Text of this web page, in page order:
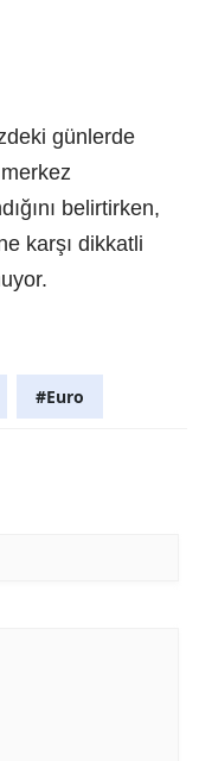
günlerde
belirtirken,
karşı dikkatli
#Euro